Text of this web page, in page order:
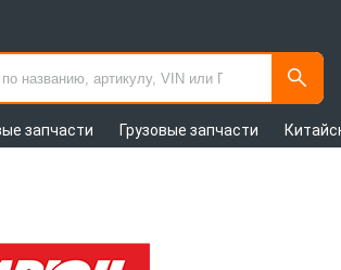
запчасти Грузовые запчасти